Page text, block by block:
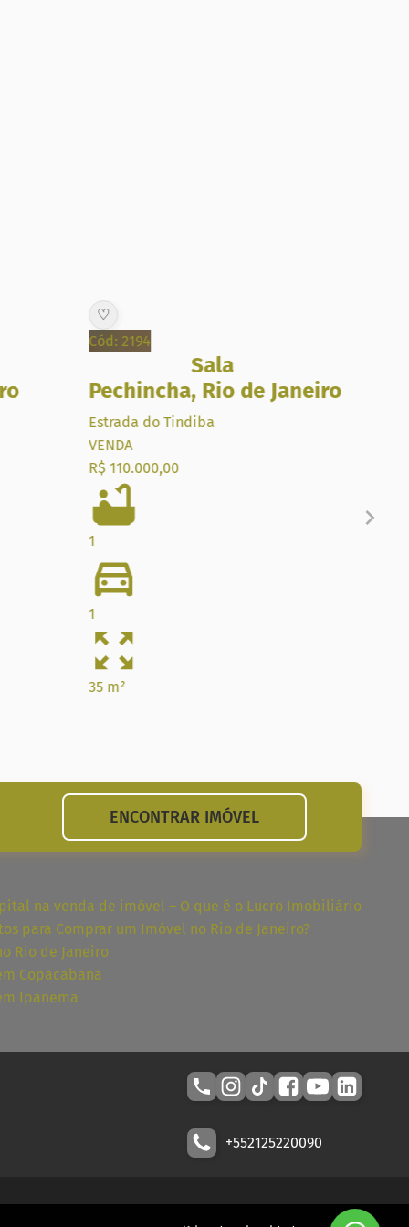
♡
Cód: 2194
Sala
Pechincha, Rio de Janeiro
Estrada do Tindiba
VENDA
R$ 110.000,00
1
1
35 m²
ENCONTRAR IMÓVEL
na venda de imóvel – O que é o Lucro Imobiliário
para Comprar um Imóvel no Rio de Janeiro?
Rio de Janeiro
Copacabana
Ipanema
+552125220090